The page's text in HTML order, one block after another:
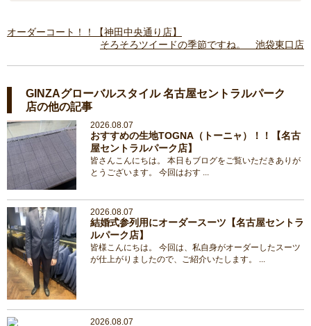
オーダーコート！！【神田中央通り店】
そろそろツイードの季節ですね。 池袋東口店
GINZAグローバルスタイル 名古屋セントラルパーク
店の他の記事
2026.08.07
おすすめの生地TOGNA（トーニャ）！！【名古
屋セントラルパーク店】
皆さんこんにちは。 本日もブログをご覧いただきありが
とうございます。 今回はおす ...
2026.08.07
結婚式参列用にオーダースーツ【名古屋セントラ
ルパーク店】
皆様こんにちは。 今回は、私自身がオーダーしたスーツ
が仕上がりましたので、ご紹介いたします。 ...
2026.08.07